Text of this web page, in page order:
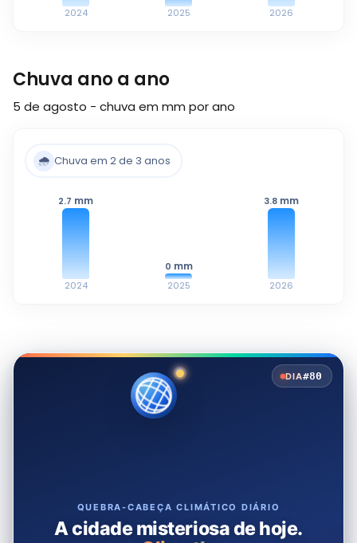
2024 2025 2026
Chuva ano a ano
5 de agosto - chuva em mm por ano
🌧️ Chuva em 2 de 3 anos
2.7 mm
2024
0 mm
2025
3.8 mm
2026
DIA#80
QUEBRA-CABEÇA CLIMÁTICO DIÁRIO
A cidade misteriosa de hoje.